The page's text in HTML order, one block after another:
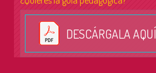
DESCÁRGALA AQUÍ